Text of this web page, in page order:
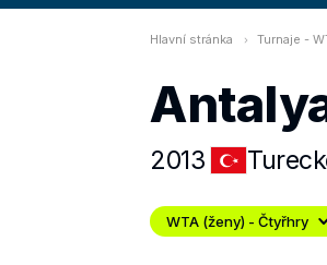
Hlavní stránka Turnaje -
2013
WTA (ženy) - Čtyřhry